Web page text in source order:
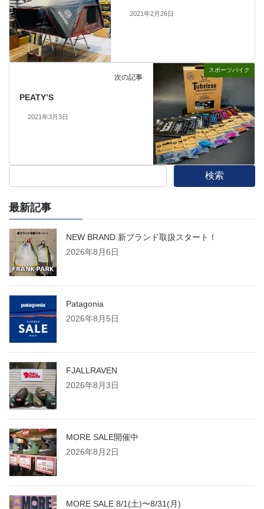
2021年2月26日
スポーツバイク
次の記事
PEATY’S
2021年3月3日
検索
最新記事
NEW BRAND 新ブランド取扱スタート！
2026年8月6日
Patagonia
2026年8月5日
FJALLRAVEN
2026年8月3日
MORE SALE開催中
2026年8月2日
MORE SALE 8/1(土)〜8/31(月)